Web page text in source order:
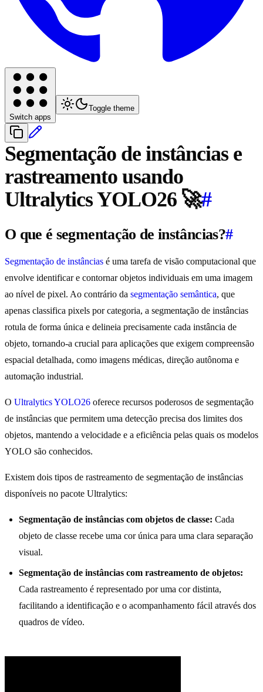
Switch apps
Toggle theme
Segmentação de instâncias e
rastreamento usando
Ultralytics YOLO26 🚀#
O que é segmentação de instâncias?#
Segmentação de instâncias é uma tarefa de visão computacional que
envolve identificar e contornar objetos individuais em uma imagem
ao nível de pixel. Ao contrário da segmentação semântica, que
apenas classifica pixels por categoria, a segmentação de instâncias
rotula de forma única e delineia precisamente cada instância de
objeto, tornando-a crucial para aplicações que exigem compreensão
espacial detalhada, como imagens médicas, direção autônoma e
automação industrial.
O Ultralytics YOLO26 oferece recursos poderosos de segmentação
de instâncias que permitem uma detecção precisa dos limites dos
objetos, mantendo a velocidade e a eficiência pelas quais os modelos
YOLO são conhecidos.
Existem dois tipos de rastreamento de segmentação de instâncias
disponíveis no pacote Ultralytics:
Segmentação de instâncias com objetos de classe: Cada
objeto de classe recebe uma cor única para uma clara separação
visual.
Segmentação de instâncias com rastreamento de objetos:
Cada rastreamento é representado por uma cor distinta,
facilitando a identificação e o acompanhamento fácil através dos
quadros de vídeo.